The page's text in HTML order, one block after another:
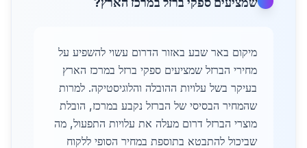
מיקום באר שבע באזור הדרום עשוי להשפיע על
מחירי הברזל שמציעים ספקי ברזל במרכז הארץ
בעיקר בשל עלויות ההובלה והלוגיסטיקה. למרות
שהמחיר הבסיסי של הברזל נקבע במרכז, הובלת
מוצרי הברזל דרום מעלה את עלויות התפעול, מה
שביכול להתבטא בתוספת במחיר הסופי ללקוח